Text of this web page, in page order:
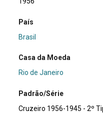
País
Brasil
Casa da Moeda
Rio de Janeiro
Padrão/Série
Cruzeiro 1956-1945 - 2º